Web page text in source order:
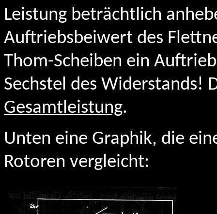
Leistung beträchtlich
Auftriebsbeiwert des
Thom-Scheiben ein
Sechstel des Widerstands!
Gesamtleistung.
Unten eine Graphik, die
Rotoren vergleicht: